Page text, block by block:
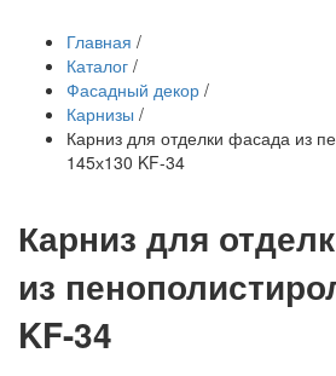
Главная /
Каталог /
Фасадный декор /
Карнизы /
Карниз для отделки фасада из
145х130 KF-34
Карниз для
из
KF-34